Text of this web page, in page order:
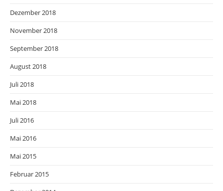
Dezember 2018
November 2018
September 2018
August 2018
Juli 2018
Mai 2018
Juli 2016
Mai 2016
Mai 2015
Februar 2015